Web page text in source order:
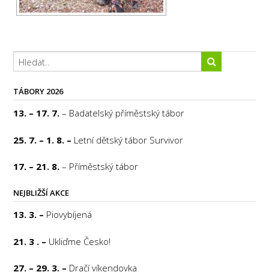
TÁBORY 2026
13. – 17. 7. – Badatelský příměstský tábor
25. 7. – 1. 8. – Letní dětský tábor Survivor
17. – 21. 8. – Příměstský tábor
NEJBLIŽŠÍ AKCE
13. 3. – Piovybíjená
21. 3 . – Ukliďme Česko!
27. – 29. 3. – Dračí víkendovka